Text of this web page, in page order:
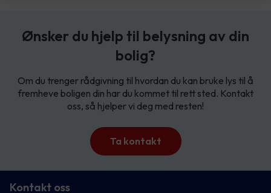
Ønsker du hjelp til belysning av din
bolig?
Om du trenger rådgivning til hvordan du kan bruke lys til å
fremheve boligen din har du kommet til rett sted. Kontakt
oss, så hjelper vi deg med resten!
Ta kontakt
Kontakt oss